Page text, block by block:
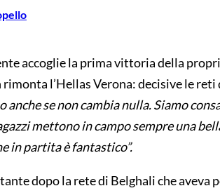
accoglie la prima vittoria della
rimonta l’Hellas Verona: decisive le
anche se non cambia nulla. Siamo
mettono in campo sempre una
in partita è fantastico”.
dopo la rete di Belghali che aveva